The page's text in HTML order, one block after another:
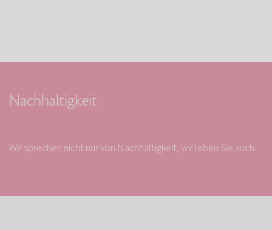
Nachhaltigkeit
Wir sprechen nicht nur von Nachhaltigkeit, wir leben Sie auch.